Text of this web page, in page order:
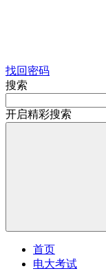
找回密码
搜索
开启精彩搜索
首页
电大考试